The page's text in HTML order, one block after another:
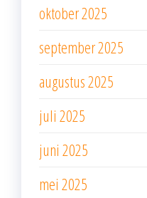
oktober 2025
september 2025
augustus 2025
juli 2025
juni 2025
mei 2025